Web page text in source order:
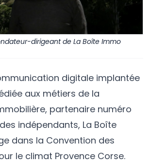
dirigeant de La Boîte Immo
digitale implantée
aux métiers de la
partenaire numéro
indépendants, La Boîte
dans la Convention des
le climat Provence Corse.